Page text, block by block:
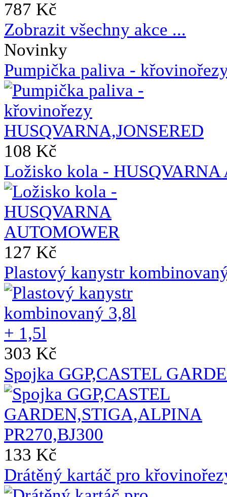
787 Kč
Zobrazit všechny akce ...
Novinky
Pumpička paliva -
108 Kč
Ložisko kola - HUSQVARNA
127 Kč
Plastový kanystr
303 Kč
Spojka GGP,CASTEL
133 Kč
Drátěný kartáč pro